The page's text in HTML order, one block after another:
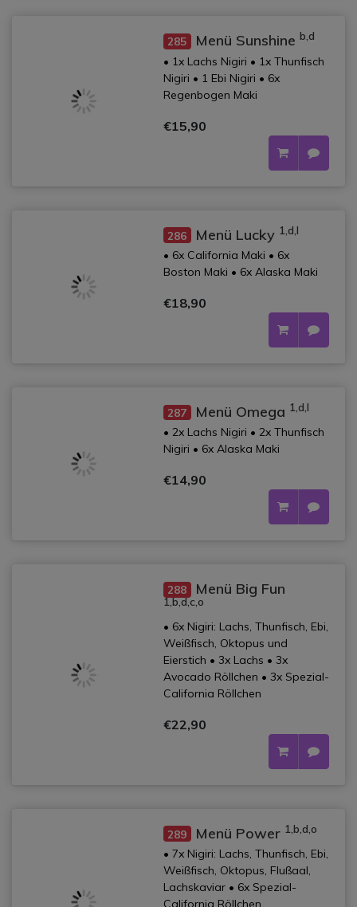
285 Menü Sunshine b,d
• 1x Lachs Nigiri • 1x Thunfisch
Nigiri • 1 Ebi Nigiri • 6x
Regenbogen Maki
€15,90
286 Menü Lucky 1,d,l
• 6x California Maki • 6x
Boston Maki • 6x Alaska Maki
€18,90
287 Menü Omega 1,d,l
• 2x Lachs Nigiri • 2x Thunfisch
Nigiri • 6x Alaska Maki
€14,90
288 Menü Big Fun
1,b,d,c,o
• 6x Nigiri: Lachs, Thunfisch, Ebi,
Weißfisch, Oktopus und
Eierstich • 3x Lachs • 3x
Avocado Röllchen • 3x Spezial-
California Röllchen
€22,90
289 Menü Power 1,b,d,o
• 7x Nigiri: Lachs, Thunfisch, Ebi,
Weißfisch, Oktopus, Flußaal,
Lachskaviar • 6x Spezial-
California Röllchen